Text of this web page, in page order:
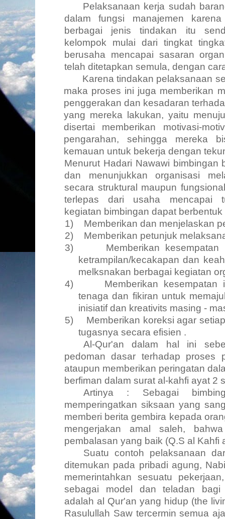
Pelaksanaan kerja sudah
dalam fungsi manajemen
berbagai jenis tindakan itu
kelompok mulai dari tingkat
berusaha mencapai sasaran
telah ditetapkan semula, dengan
Karena tindakan pelaksanaan
maka proses ini juga memberikan
penggerakan dan kesadaran
yang mereka lakukan, yaitu
disertai memberikan motivasi-
pengarahan, sehingga mereka
kemauan untuk bekerja dengan
Menurut Hadari Nawawi bimbingan
dan menunjukkan organisasi
secara struktural maupun
terlepas dari usaha mencapai
kegiatan bimbingan dapat
1)
Memberikan dan menjelaskan
2)
Memberikan petunjuk
3)
Memberikan
ketrampilan/kecakapan dan
melksnakan berbagai kegiatan
4)
Memberikan kesempatan
tenaga dan fikiran untuk
inisiatif dan kreativits masing -
5)
Memberikan koreksi agar
tugasnya secara efisien .
Al-Qur'an dalam hal ini
pedoman dasar terhadap proses
ataupun memberikan peringatan
berfiman dalam surat al-kahfi ayat 2
Artinya : Sebagai
memperingatkan siksaan yang
memberi berita gembira kepada
mengerjakan amal saleh,
pembalasan yang baik (Q.S al Kahfi
Suatu contoh pelaksanaan
ditemukan pada pribadi agung,
memerintahkan sesuatu
sebagai model dan teladan bagi
adalah al Qur'an yang hidup (the
Rasulullah Saw tercermin semua